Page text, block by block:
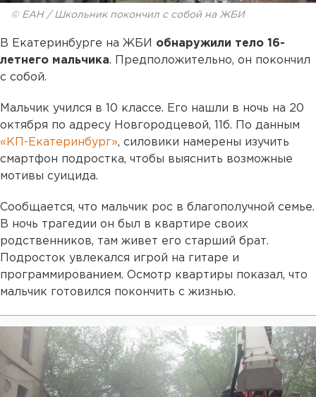
© ЕАН / Школьник покончил с собой на ЖБИ
В Екатеринбурге на ЖБИ обнаружили тело 16-
летнего мальчика. Предположительно, он покончил
с собой.
Мальчик учился в 10 классе. Его нашли в ночь на 20
октября по адресу Новгородцевой, 11б. По данным
«КП-Екатеринбург», силовики намерены изучить
смартфон подростка, чтобы выяснить возможные
мотивы суицида.
Сообщается, что мальчик рос в благополучной семье.
В ночь трагедии он был в квартире своих
родственников, там живет его старший брат.
Подросток увлекался игрой на гитаре и
программированием. Осмотр квартиры показал, что
мальчик готовился покончить с жизнью.